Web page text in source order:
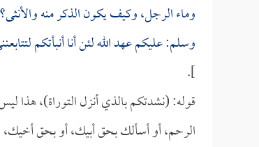
وماء الرجل، وكيف يكون الذكر منه والأنثى؟
وسلم: عليكم عهد الله لئن أنا أنبأتكم
].
قوله: (نشدتكم بالذي أنزل التوراة)، هذا
الرحم، أو أسألك بحق أبيك، أو بحق